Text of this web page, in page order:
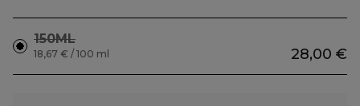
150ML
28,00 €
18,67 € / 100 ml